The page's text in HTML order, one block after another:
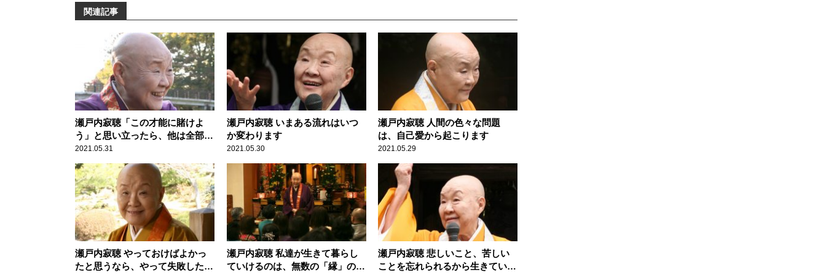
関連記事
瀬戸内寂聴「この才能に賭けよ
う」と思い立ったら、他は全部捨
てましょう
2021.05.31
瀬戸内寂聴 いまある流れはいつ
か変わります
2021.05.30
瀬戸内寂聴 人間の色々な問題
は、自己愛から起こります
2021.05.29
瀬戸内寂聴 やっておけばよかっ
たと思うなら、やって失敗したほ
瀬戸内寂聴 私達が生きて暮らし
ていけるのは、無数の「縁」のお
瀬戸内寂聴 悲しいこと、苦しい
ことを忘れられるから生きていけ